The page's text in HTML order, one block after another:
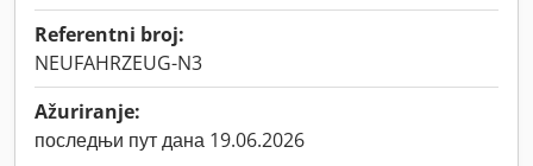
Referentni broj:
NEUFAHRZEUG-N3
Ažuriranje:
последњи пут дана 19.06.2026